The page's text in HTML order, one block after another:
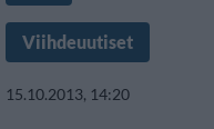
Viihdeuutiset
15.10.2013, 14:20